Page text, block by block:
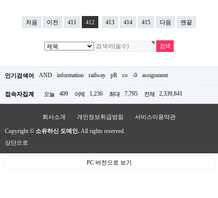
처음 이전 411 412 413 414 415 다음 맨끝
인기검색어 AND information railway pR co -0 assignment
접속자집계 오늘 409 어제 1,236 최대 7,795 전체 2,339,841
회사소개 개인정보취급방침 서비스이용약관
Copyright © 소유하신 도메인. All rights reserved.
상단으로
PC 버전으로 보기